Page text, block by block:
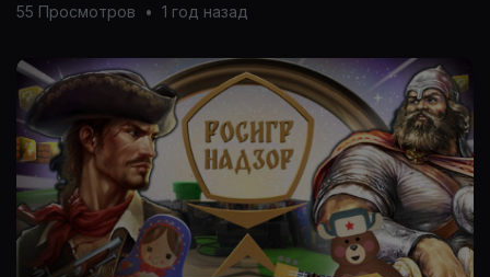
55 Просмотров
• 1 год назад